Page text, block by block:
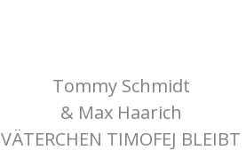
Tommy Schmidt
& Max Haarich
VÄTERCHEN TIMOFEJ BLEIBT